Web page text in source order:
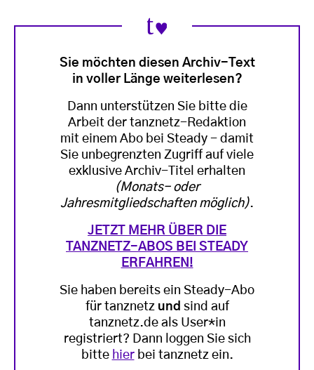
Sie möchten diesen Archiv-Text
in voller Länge weiterlesen?
Dann unterstützen Sie bitte die
Arbeit der tanznetz-Redaktion
mit einem Abo bei Steady - damit
Sie unbegrenzten Zugriff auf viele
exklusive Archiv-Titel erhalten
(Monats- oder
Jahresmitgliedschaften möglich).
JETZT MEHR ÜBER DIE
TANZNETZ-ABOS BEI STEADY
ERFAHREN!
Sie haben bereits ein Steady-Abo
für tanznetz und sind auf
tanznetz.de als User*in
registriert? Dann loggen Sie sich
bitte hierbei tanznetz ein.